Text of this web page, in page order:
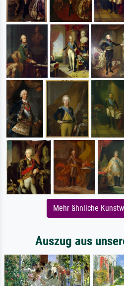
Mehr ähnliche
Auszug aus